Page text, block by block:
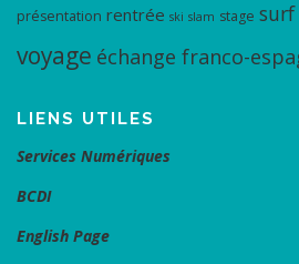
présentation rentrée ski slam stage surf
voyage échange franco-
LIENS UTILES
Services Numériques
BCDI
English Page